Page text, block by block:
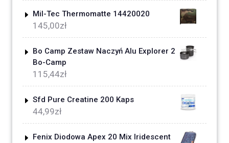
Mil-Tec Thermomatte 14420020
145,00zł
Bo Camp Zestaw Naczyń Alu Explorer 2
Bo-Camp
115,44zł
Sfd Pure Creatine 200 Kaps
44,99zł
Fenix Diodowa Apex 20 Mix Iridescent